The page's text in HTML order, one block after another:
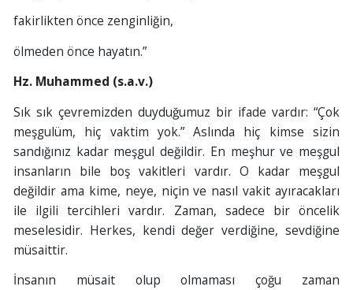
fakirlikten önce zenginliğin,
ölmeden önce hayatın.”
Hz. Muhammed (s.a.v.)
Sık sık çevremizden duyduğumuz bir ifade vardır: “Çok
meşgulüm, hiç vaktim yok.” Aslında hiç kimse sizin
sandığınız kadar meşgul değildir. En meşhur ve meşgul
insanların bile boş vakitleri vardır. O kadar meşgul
değildir ama kime, neye, niçin ve nasıl vakit ayıracakları
ile ilgili tercihleri vardır. Zaman, sadece bir öncelik
meselesidir. Herkes, kendi değer verdiğine, sevdiğine
müsaittir.
İnsanın müsait olup olmaması çoğu zaman